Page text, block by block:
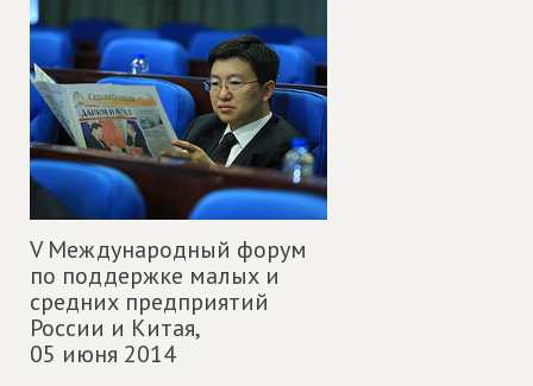
V Международный форум
по поддержке малых и
средних предприятий
России и Китая,
05 июня 2014